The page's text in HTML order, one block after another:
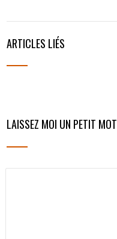
ARTICLES LIÉS
LAISSEZ MOI UN PETIT MOT